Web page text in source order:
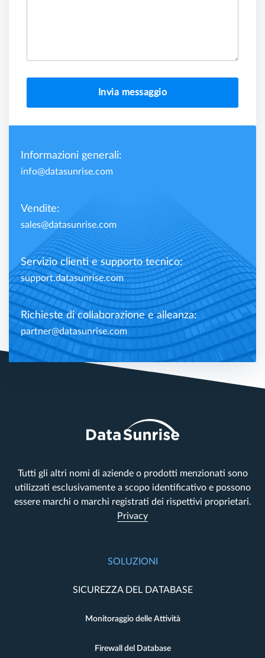
Invia messaggio
Informazioni generali:
info@datasunrise.com
Vendite:
sales@datasunrise.com
Servizio clienti e supporto tecnico:
support.datasunrise.com
Richieste di collaborazione e alleanza:
partner@datasunrise.com
Tutti gli altri nomi di aziende o prodotti menzionati sono
utilizzati esclusivamente a scopo identificativo e possono
essere marchi o marchi registrati dei rispettivi proprietari.
Privacy
SOLUZIONI
SICUREZZA DEL DATABASE
Monitoraggio delle Attività
Firewall del Database